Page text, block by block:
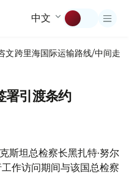
中文
文跨里海国际运输路线/中间走廊
署引渡条约
斯坦总检察长黑扎特·努尔
作访问期间与该国总检察